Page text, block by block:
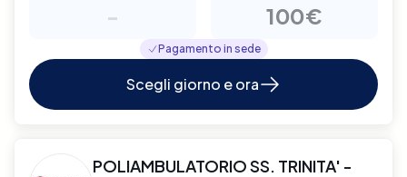
- 100€
Pagamento in sede
Scegli giorno e ora
POLIAMBULATORIO SS. TRINITA' -